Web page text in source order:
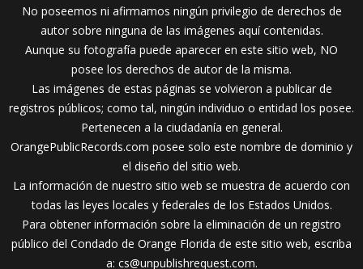
No poseemos ni afirmamos ningún privilegio de derechos de
autor sobre ninguna de las imágenes aquí contenidas.
Aunque su fotografía puede aparecer en este sitio web, NO
posee los derechos de autor de la misma.
Las imágenes de estas páginas se volvieron a publicar de
registros públicos; como tal, ningún individuo o entidad los posee.
Pertenecen a la ciudadanía en general.
OrangePublicRecords.com posee solo este nombre de dominio y
el diseño del sitio web.
La información de nuestro sitio web se muestra de acuerdo con
todas las leyes locales y federales de los Estados Unidos.
Para obtener información sobre la eliminación de un registro
público del Condado de Orange Florida de este sitio web, escriba
a: cs@unpublishrequest.com.